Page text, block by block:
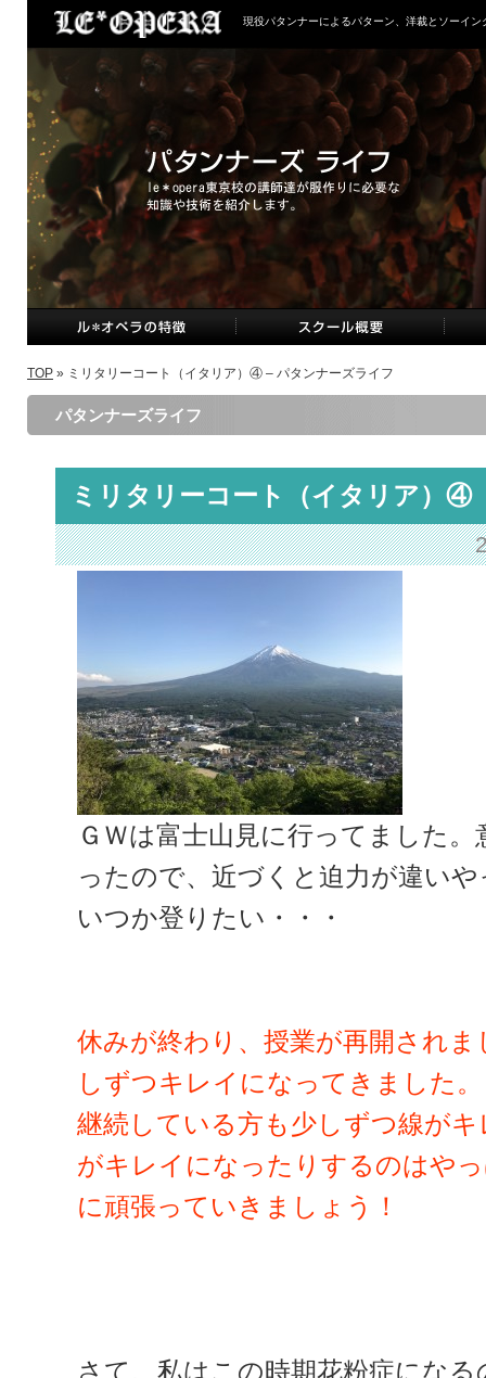
現役パタンナーによるパターン、洋裁とソーイン
TOP » ミリタリーコート（イタリア）④ – パタンナーズライフ
パタンナーズライフ
ミリタリーコート（イタリア）④
ＧＷは富士山見に行ってました
ったので、近づくと迫力が違い
いつか登りたい・・・
休みが終わり、授業が再開され
しずつキレイになってきました。
継続している方も少しずつ線が
がキレイになったりするのはや
に頑張っていきましょう！
さて、私はこの時期花粉症にな